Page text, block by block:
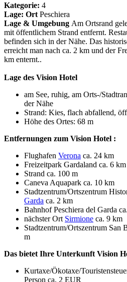
Kategorie: 4
Lage: Ort Peschiera
Lage & Umgebung Am Ortsrand
mit öffentlichem Strand entfernt.
befinden sich in der Nähe. Das
erreicht man nach ca. 2 km und der
km enternt..
Lage des Vision Hotel
am See, ruhig, am Orts-/
der Nähe
Strand: Kies, flach abfallend,
Höhe des Ortes: 68 m
Entfernungen zum Vision Hotel :
Flughafen Verona ca. 24 km
Freizeitpark Gardaland ca. 6 km
Strand ca. 100 m
Caneva Aquapark ca. 10 km
Stadtzentrum/Ortszentrum
Garda ca. 2 km
Bahnhof Peschiera del Garda
nächster Ort Sirmione ca. 9 km
Stadtzentrum/Ortszentrum San
m
Das bietet Ihre Unterkunft Vision
Kurtaxe/Ökotaxe/
Person ca. 2 EUR